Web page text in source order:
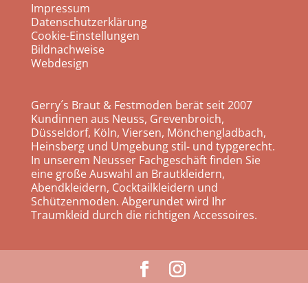
Impressum
Datenschutzerklärung
Cookie-Einstellungen
Bildnachweise
Webdesign
Gerry´s Braut & Festmoden berät seit 2007
Kundinnen aus Neuss, Grevenbroich,
Düsseldorf, Köln, Viersen, Mönchengladbach,
Heinsberg und Umgebung stil- und typgerecht.
In unserem Neusser Fachgeschäft finden Sie
eine große Auswahl an Brautkleidern,
Abendkleidern, Cocktailkleidern und
Schützenmoden. Abgerundet wird Ihr
Traumkleid durch die richtigen Accessoires.